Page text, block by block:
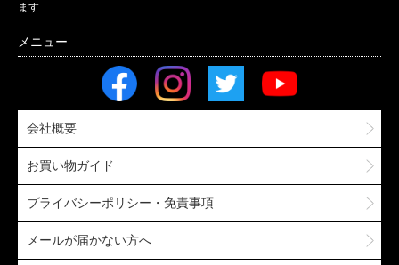
ます
会社概要
お買い物ガイド
プライバシーポリシー・免責事項
メールが届かない方へ